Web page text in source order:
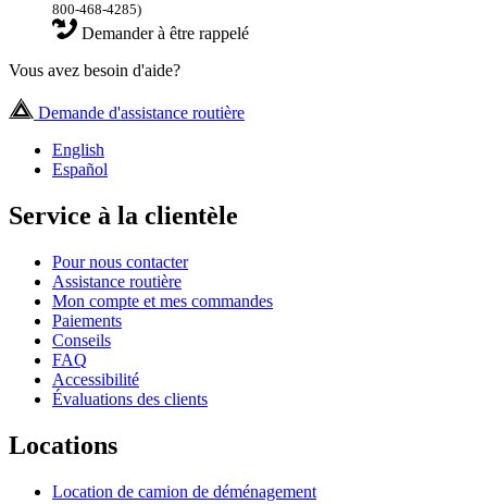
800-468-4285)
Demander à être rappelé
Vous avez besoin d'aide?
Demande d'assistance routière
English
Español
Service à la clientèle
Pour nous contacter
Assistance routière
Mon compte et mes commandes
Paiements
Conseils
FAQ
Accessibilité
Évaluations des clients
Locations
Location de camion de déménagement